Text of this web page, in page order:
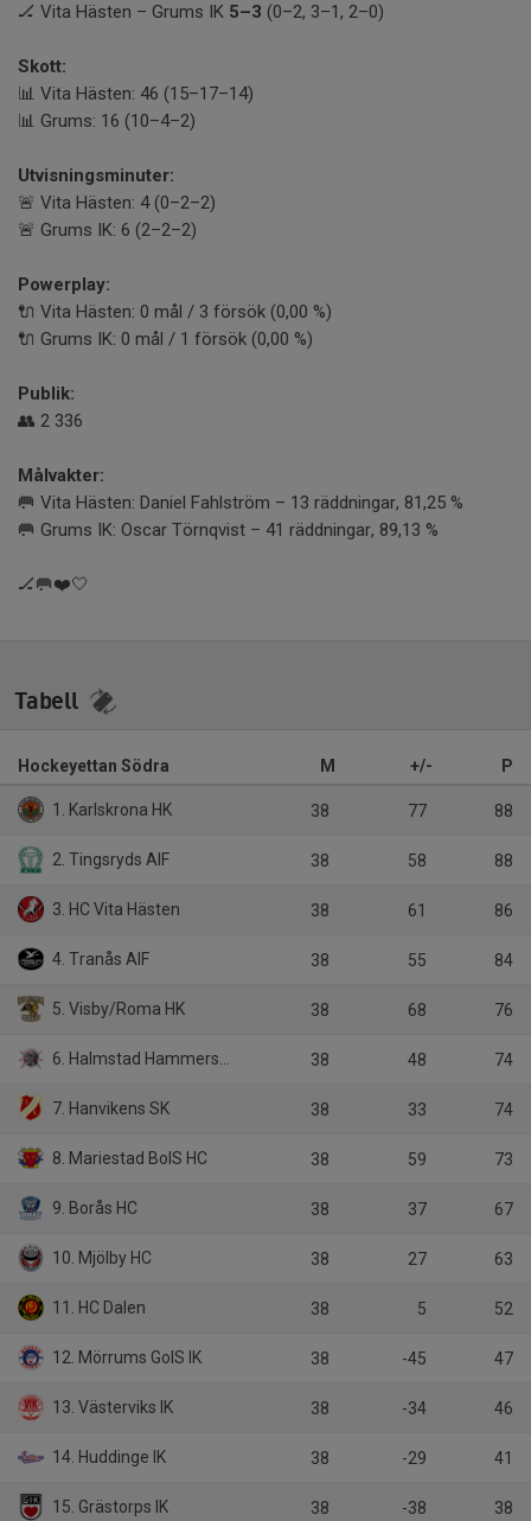
🏒 Vita Hästen – Grums IK 5–3 (0–2, 3–1, 2–0)
Skott:
📊 Vita Hästen: 46 (15–17–14)
📊 Grums: 16 (10–4–2)
Utvisningsminuter:
🚨 Vita Hästen: 4 (0–2–2)
🚨 Grums IK: 6 (2–2–2)
Powerplay:
🔌 Vita Hästen: 0 mål / 3 försök (0,00 %)
🔌 Grums IK: 0 mål / 1 försök (0,00 %)
Publik:
👥 2 336
Målvakter:
🥅 Vita Hästen: Daniel Fahlström – 13 räddningar, 81,25 %
🥅 Grums IK: Oscar Törnqvist – 41 räddningar, 89,13 %
🏒🥅❤️🤍
Tabell
Hockeyettan Södra M +/- P
1. Karlskrona HK 38 77 88
2. Tingsryds AIF 38 58 88
3. HC Vita Hästen 38 61 86
4. Tranås AIF 38 55 84
5. Visby/Roma HK 38 68 76
6. Halmstad Hammers HC 38 48 74
7. Hanvikens SK 38 33 74
8. Mariestad BoIS HC 38 59 73
9. Borås HC 38 37 67
10. Mjölby HC 38 27 63
11. HC Dalen 38 5 52
12. Mörrums GoIS IK 38 -45 47
13. Västerviks IK 38 -34 46
14. Huddinge IK 38 -29 41
15. Grästorps IK 38 -38 38